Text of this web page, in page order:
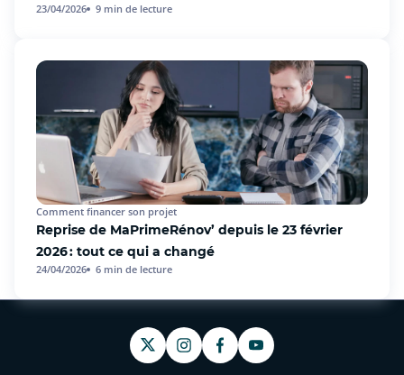
23/04/2026 9 min de lecture
Reprise de MaPrimeRénov’ depuis le 23 février
2026 : tout ce qui a changé
Comment financer son projet
24/04/2026 6 min de lecture